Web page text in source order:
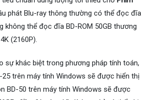
phát Blu-ray thông thường có thể đọc đĩa
không thể đọc đĩa BD-ROM 50GB thương
(2160P).
sự khác biệt trong phương pháp tính toán,
25 trên máy tính Windows sẽ được hiển thị
BD-50 trên máy tính Windows sẽ được